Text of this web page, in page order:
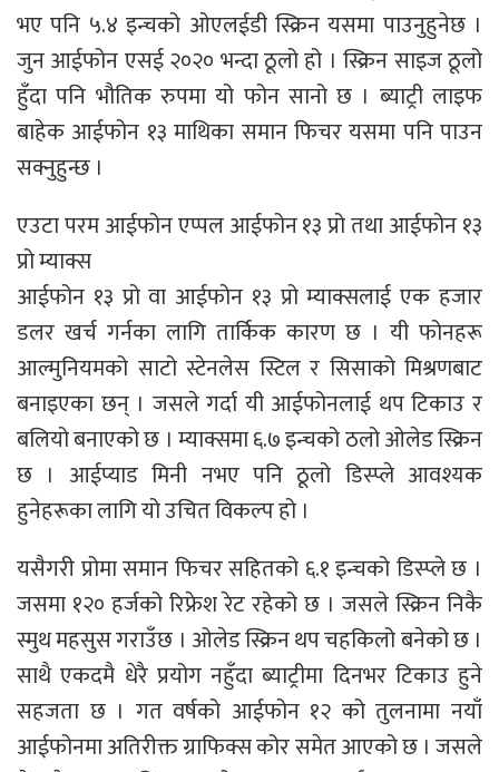
भए पनि ५.४ इन्चको ओएलईडी स्क्रिन यसमा पाउनुहुनेछ ।
जुन आईफोन एसई २०२० भन्दा ठूलो हो । स्क्रिन साइज ठूलो
हुँदा पनि भौतिक रुपमा यो फोन सानो छ । ब्याट्री लाइफ
बाहेक आईफोन १३ माथिका समान फिचर यसमा पनि पाउन
सक्नुहुन्छ ।
एउटा परम आईफोन एप्पल आईफोन १३ प्रो तथा आईफोन १३
प्रो म्याक्स
आईफोन १३ प्रो वा आईफोन १३ प्रो म्याक्सलाई एक हजार
डलर खर्च गर्नका लागि तार्किक कारण छ । यी फोनहरू
आल्मुनियमको साटो स्टेनलेस स्टिल र सिसाको मिश्रणबाट
बनाइएका छन् । जसले गर्दा यी आईफोनलाई थप टिकाउ र
बलियो बनाएको छ । म्याक्समा ६.७ इन्चको ठलो ओलेड स्क्रिन
छ । आईप्याड मिनी नभए पनि ठूलो डिस्प्ले आवश्यक
हुनेहरूका लागि यो उचित विकल्प हो ।
यसैगरी प्रोमा समान फिचर सहितको ६.१ इन्चको डिस्प्ले छ ।
जसमा १२० हर्जको रिफ्रेश रेट रहेको छ । जसले स्क्रिन निकै
स्मुथ महसुस गराउँछ । ओलेड स्क्रिन थप चहकिलो बनेको छ ।
साथै एकदमै धेरै प्रयोग नहुँदा ब्याट्रीमा दिनभर टिकाउ हुने
सहजता छ । गत वर्षको आईफोन १२ को तुलनामा नयाँ
आईफोनमा अतिरीक्त ग्राफिक्स कोर समेत आएको छ । जसले